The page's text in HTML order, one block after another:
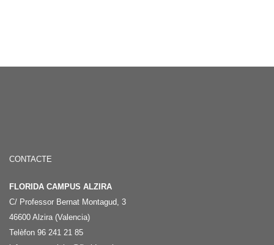
CONTACTE
FLORIDA CAMPUS ALZIRA
C/ Professor Bernat Montagud, 3
46600 Alzira (Valencia)
Telèfon 96 241 21 85